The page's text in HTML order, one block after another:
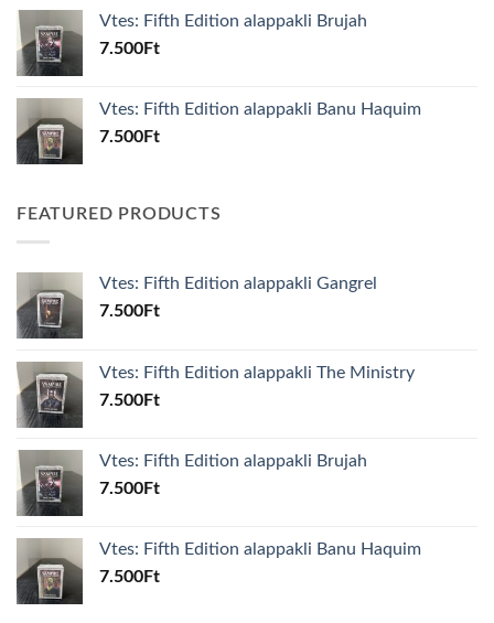
Vtes: Fifth Edition alappakli Brujah
7.500Ft
Vtes: Fifth Edition alappakli Banu Haquim
7.500Ft
FEATURED PRODUCTS
Vtes: Fifth Edition alappakli Gangrel
7.500Ft
Vtes: Fifth Edition alappakli The Ministry
7.500Ft
Vtes: Fifth Edition alappakli Brujah
7.500Ft
Vtes: Fifth Edition alappakli Banu Haquim
7.500Ft